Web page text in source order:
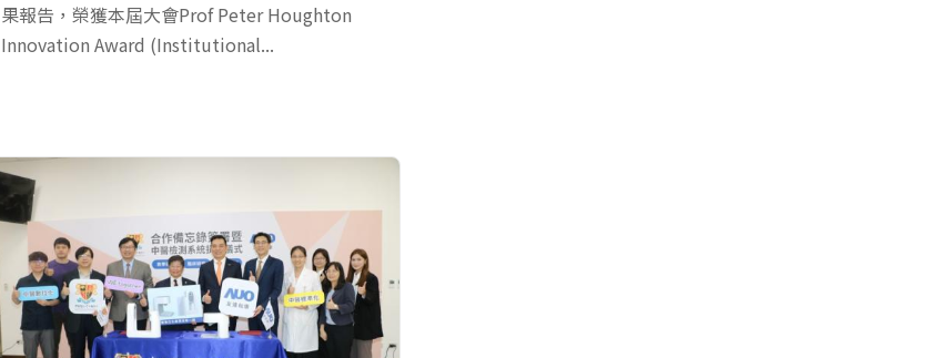
果報告，榮獲本屆大會Prof Peter Houghton
Innovation Award (Institutional...